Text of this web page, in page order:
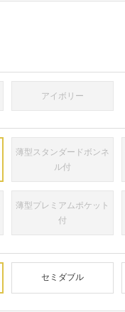
アイボリー
薄型スタンダードボンネ
ル付
薄型プレミアムポケット
付
セミダブル